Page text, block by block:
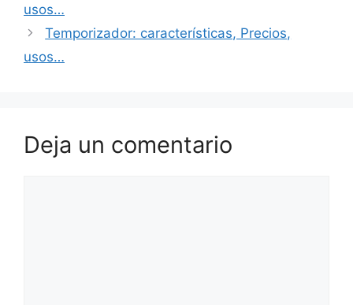
usos…
Temporizador: características, Precios,
usos…
Deja un comentario